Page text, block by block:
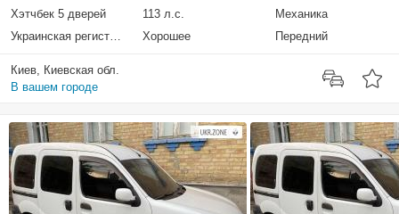
Хэтчбек 5 дверей
113 л.с.
Механика
Украинская регистрация
Хорошее Передний
Киев, Киевская обл.
В вашем городе